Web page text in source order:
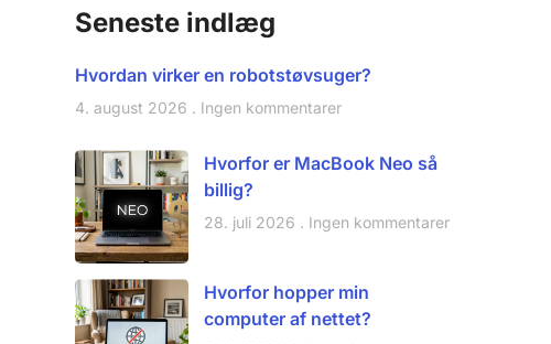
Seneste indlæg
Hvordan virker en robotstøvsuger?
4. august 2026 Ingen kommentarer
Hvorfor er MacBook Neo så
billig?
28. juli 2026 Ingen kommentarer
Hvorfor hopper min
computer af nettet?